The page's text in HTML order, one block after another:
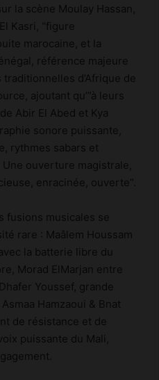
la scène Moulay Hassan,
Kasri, “figure
marocaine, et la
référence majeure
d’Afrique de
ajoutant qu’”à leurs
Abir El Abed et Kya
sonore puissante,
rythmes sabars et
ouverture magistrale,
enracinée, ouverte”.
fusions musicales se
rare : Maâlem Houssam
la batterie libre du
Morad ElMarjan entre
Youssef, grande
Hamzaoui & Bnat
de résistance et de
puissante du Mali,